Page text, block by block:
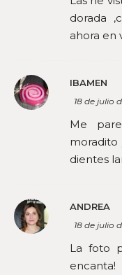
dorada
ahora en
IBAMEN
18 de julio
Me
moradito
dientes
ANDREA
18 de julio
La foto